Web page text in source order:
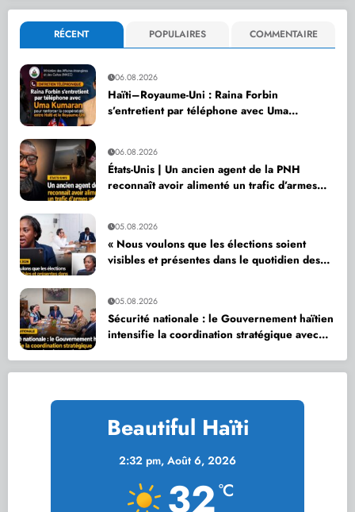
RÉCENT POPULAIRES COMMENTAIRE
06.08.2026
Haïti–Royaume-Uni : Raina Forbin
s’entretient par téléphone avec Uma
06.08.2026
États-Unis | Un ancien agent de la PNH
reconnaît avoir alimenté un trafic d’armes
05.08.2026
« Nous voulons que les élections soient
visibles et présentes dans le quotidien des
05.08.2026
Sécurité nationale : le Gouvernement haïtien
intensifie la coordination stratégique avec
Beautiful Haïti
2:32 pm, Août 6, 2026
32°C